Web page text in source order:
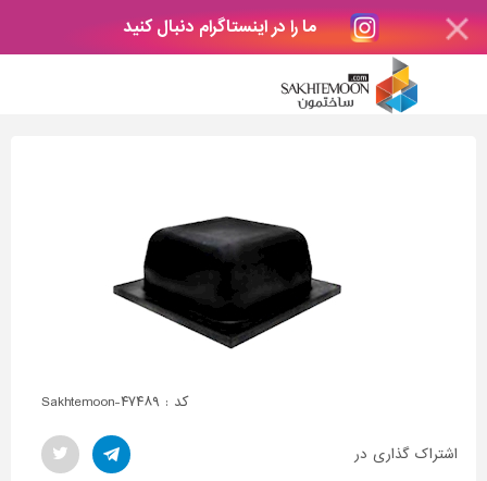
ما را در اینستاگرام دنبال کنید
کد : Sakhtemoon-۴۷۴۸۹
اشتراک گذاری در